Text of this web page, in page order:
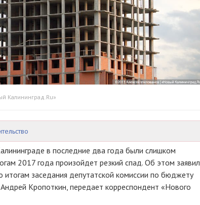
Калининград.Ru»
в последние два года были слишком
2017 года произойдет резкий спад. Об этом заявил
итогам заседания депутатской комиссии по бюджету
Кропоткин, передает корреспондент «Нового